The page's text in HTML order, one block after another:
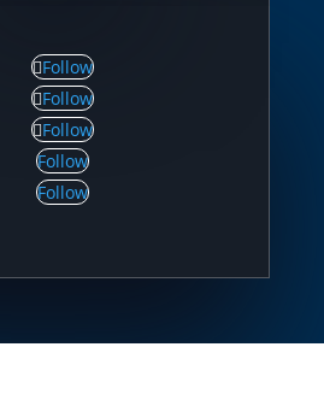
Follow
Follow
Follow
Follow
Follow